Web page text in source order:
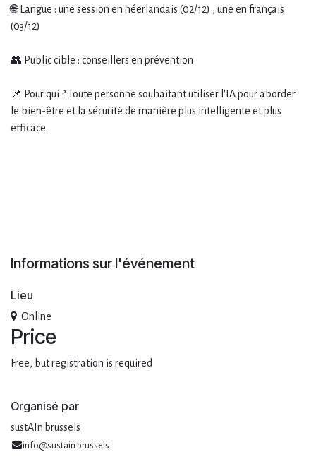
🌐 Langue : une session en néerlandais (02/12) , une en français
(03/12)
👥 Public cible : conseillers en prévention
📌 Pour qui ? Toute personne souhaitant utiliser l'IA pour aborder
le bien-être et la sécurité de manière plus intelligente et plus
efficace.
Informations sur l'événement
Lieu
Online
Price
Free, but registration is required
Organisé par
sustAIn.brussels
info@sustain.brussels